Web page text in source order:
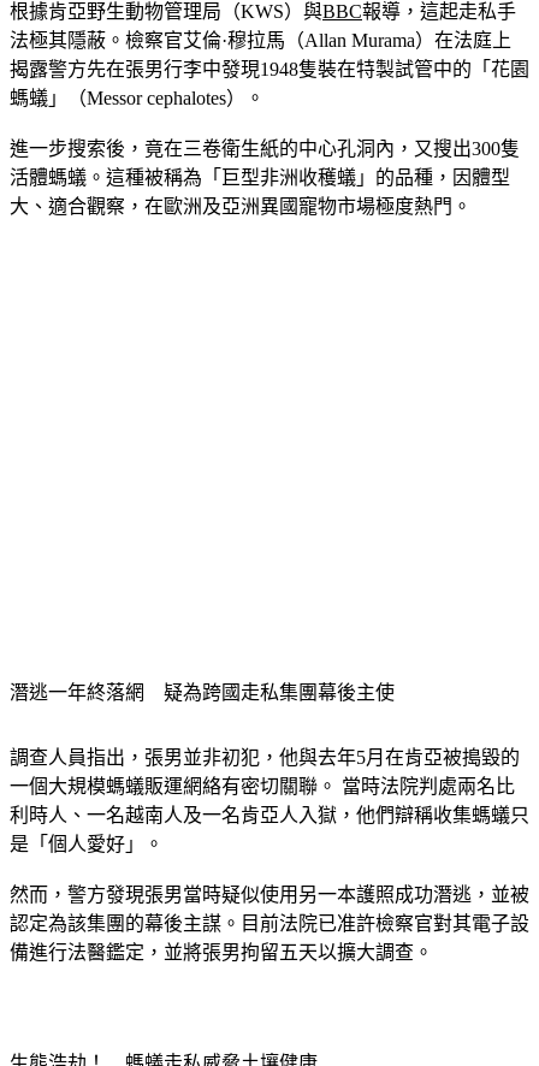
根據肯亞野生動物管理局（KWS）與BBC報導，這起走私手
法極其隱蔽。檢察官艾倫·穆拉馬（Allan Murama）在法庭上
揭露警方先在張男行李中發現1948隻裝在特製試管中的「花園
螞蟻」（Messor cephalotes）。
進一步搜索後，竟在三卷衛生紙的中心孔洞內，又搜出300隻
活體螞蟻。這種被稱為「巨型非洲收穫蟻」的品種，因體型
大、適合觀察，在歐洲及亞洲異國寵物市場極度熱門。
潛逃一年終落網　疑為跨國走私集團幕後主使
調查人員指出，張男並非初犯，他與去年5月在肯亞被搗毀的
一個大規模螞蟻販運網絡有密切關聯。 當時法院判處兩名比
利時人、一名越南人及一名肯亞人入獄，他們辯稱收集螞蟻只
是「個人愛好」。
然而，警方發現張男當時疑似使用另一本護照成功潛逃，並被
認定為該集團的幕後主謀。目前法院已准許檢察官對其電子設
備進行法醫鑑定，並將張男拘留五天以擴大調查。